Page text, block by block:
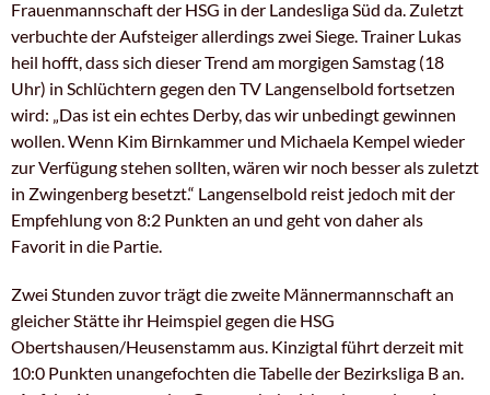
Frauenmannschaft der HSG in der Landesliga Süd da. Zuletzt
verbuchte der Aufsteiger allerdings zwei Siege. Trainer Lukas
heil hofft, dass sich dieser Trend am morgigen Samstag (18
Uhr) in Schlüchtern gegen den TV Langenselbold fortsetzen
wird: „Das ist ein echtes Derby, das wir unbedingt gewinnen
wollen. Wenn Kim Birnkammer und Michaela Kempel wieder
zur Verfügung stehen sollten, wären wir noch besser als zuletzt
in Zwingenberg besetzt.“ Langenselbold reist jedoch mit der
Empfehlung von 8:2 Punkten an und geht von daher als
Favorit in die Partie.
Zwei Stunden zuvor trägt die zweite Männermannschaft an
gleicher Stätte ihr Heimspiel gegen die HSG
Obertshausen/Heusenstamm aus. Kinzigtal führt derzeit mit
10:0 Punkten unangefochten die Tabelle der Bezirksliga B an.